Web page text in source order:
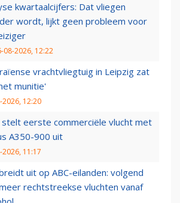
kwartaalcijfers: Dat vliegen
wordt, lijkt geen probleem voor
08-2026, 12:22
vrachtvliegtuig in Leipzig zat
munitie'
2026, 12:20
stelt eerste commerciële vlucht met
A350-900 uit
2026, 11:17
uit op ABC-eilanden: volgend
rechtstreekse vluchten vanaf